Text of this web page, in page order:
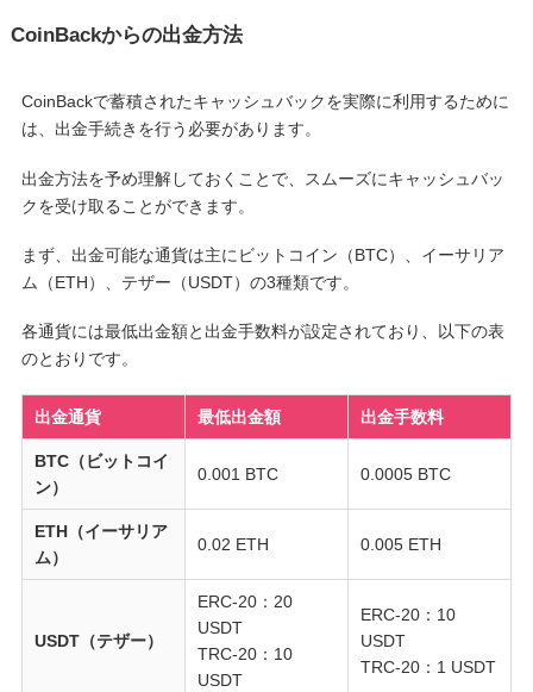
CoinBackからの出金方法
CoinBackで蓄積されたキャッシュバックを実際に利用するために
は、出金手続きを行う必要があります。
出金方法を予め理解しておくことで、スムーズにキャッシュバッ
クを受け取ることができます。
まず、出金可能な通貨は主にビットコイン（BTC）、イーサリア
ム（ETH）、テザー（USDT）の3種類です。
各通貨には最低出金額と出金手数料が設定されており、以下の表
のとおりです。
出金通貨 最低出金額 出金手数料
BTC（ビットコイ
ン）
0.001 BTC 0.0005 BTC
ETH（イーサリア
ム）
0.02 ETH 0.005 ETH
USDT（テザー）
ERC-20：20
USDT
TRC-20：10
USDT
ERC-20：10
USDT
TRC-20：1 USDT